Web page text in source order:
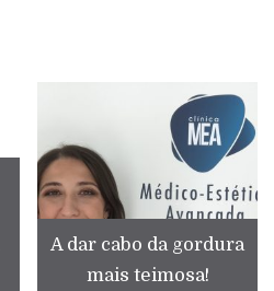
A dar cabo da gordura
mais teimosa!